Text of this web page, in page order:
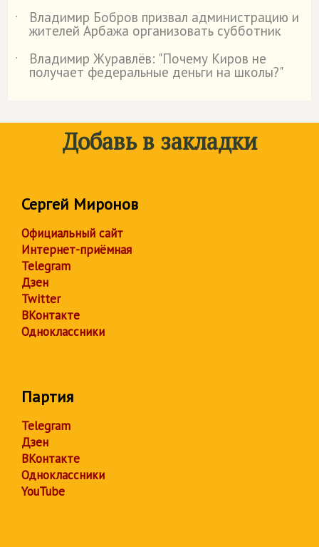
˙
Владимир Бобров призвал администрацию и
жителей Арбажа организовать субботник
˙
Владимир Журавлёв: "Почему Киров не
получает федеральные деньги на школы?"
Добавь в закладки
Сергей Миронов
Официальный сайт
Интернет-приёмная
Telegram
Дзен
Twitter
ВКонтакте
Одноклассники
Партия
Telegram
Дзен
ВКонтакте
Одноклассники
YouTube